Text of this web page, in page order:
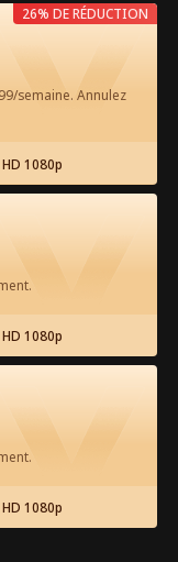
l'App
Tous les épisodes
semaine. Annulez
1080p
26% DE RÉDUCTION
1080p
1080p